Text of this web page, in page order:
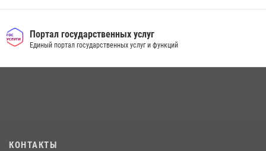
17 июля 2026, 04:37
Портал государственных услуг
Единый портал государственных услуг и функций
КОНТАКТЫ